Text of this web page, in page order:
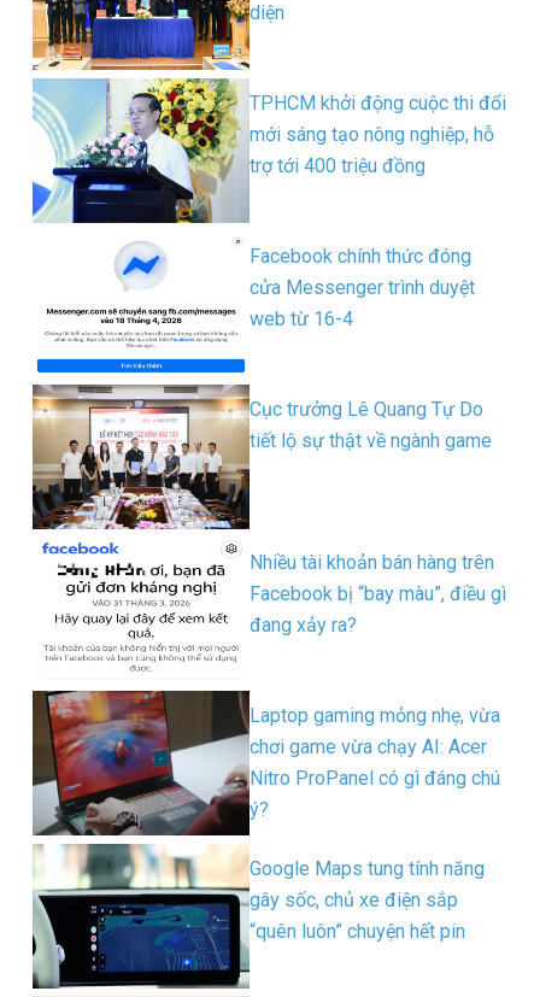
diện
TPHCM khởi động cuộc thi đổi
mới sáng tạo nông nghiệp, hỗ
trợ tới 400 triệu đồng
Facebook chính thức đóng
cửa Messenger trình duyệt
web từ 16-4
Cục trưởng Lê Quang Tự Do
tiết lộ sự thật về ngành game
Nhiều tài khoản bán hàng trên
Facebook bị “bay màu”, điều gì
đang xảy ra?
Laptop gaming mỏng nhẹ, vừa
chơi game vừa chạy AI: Acer
Nitro ProPanel có gì đáng chú
ý?
Google Maps tung tính năng
gây sốc, chủ xe điện sắp
“quên luôn” chuyện hết pin